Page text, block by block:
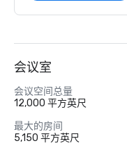
会议室
会议空间总量
12,000 平方英尺
最大的房间
5,150 平方英尺